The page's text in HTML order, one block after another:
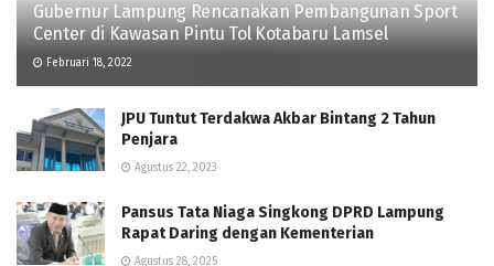
Gubernur Lampung Rencanakan Pembangunan Sport
Center di Kawasan Pintu Tol Kotabaru Lamsel
Februari 18, 2022
JPU Tuntut Terdakwa Akbar Bintang 2 Tahun
Penjara
Agustus 22, 2023
Pansus Tata Niaga Singkong DPRD Lampung
Rapat Daring dengan Kementerian
Agustus 28, 2025